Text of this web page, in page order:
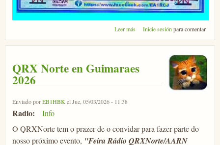
Leer más sobre Feria de radio SAR Galicia
Inicie sesión para comentar
QRX Norte en Guimaraes
2026
Enviado porEB1HBK el Jue, 05/03/2026 - 11:38
Radio:
Info
O QRXNorte tem o prazer de o convidar para fazer parte do
nosso próximo evento, "Feira Rádio QRXNorte/AARN